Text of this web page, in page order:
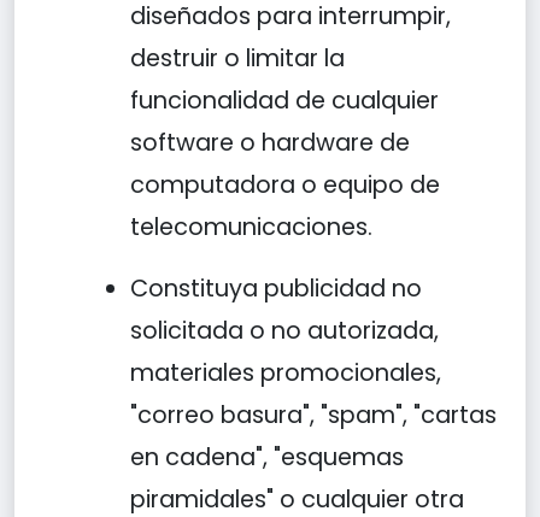
diseñados para interrumpir,
destruir o limitar la
funcionalidad de cualquier
software o hardware de
computadora o equipo de
telecomunicaciones.
Constituya publicidad no
solicitada o no autorizada,
materiales promocionales,
"correo basura", "spam", "cartas
en cadena", "esquemas
piramidales" o cualquier otra